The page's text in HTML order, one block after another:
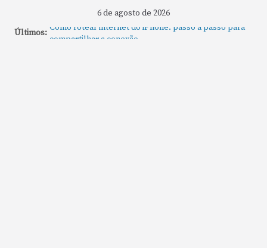
6 de agosto de 2026
Últimos: Como rotear internet do iPhone: passo a passo para